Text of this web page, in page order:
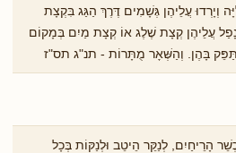
וְיָרְדוּ עֲלֵיהֶן גְּשָׁמִים דֶּרֶךְ הַגַּג בִּקְצָת
עֲלֵיהֶן קְצָת שֶׁלֶג אוֹ קְצָת מַיִם בְּמָקוֹם
בָּהֶן. וְהַשְּׁאָר מֻתָּרוֹת - תנ"ג תס"ז
הָרֵיחַיִם, לְנַקֵּר הֵיטֵב וּלְנַקּוֹת בְּכָל